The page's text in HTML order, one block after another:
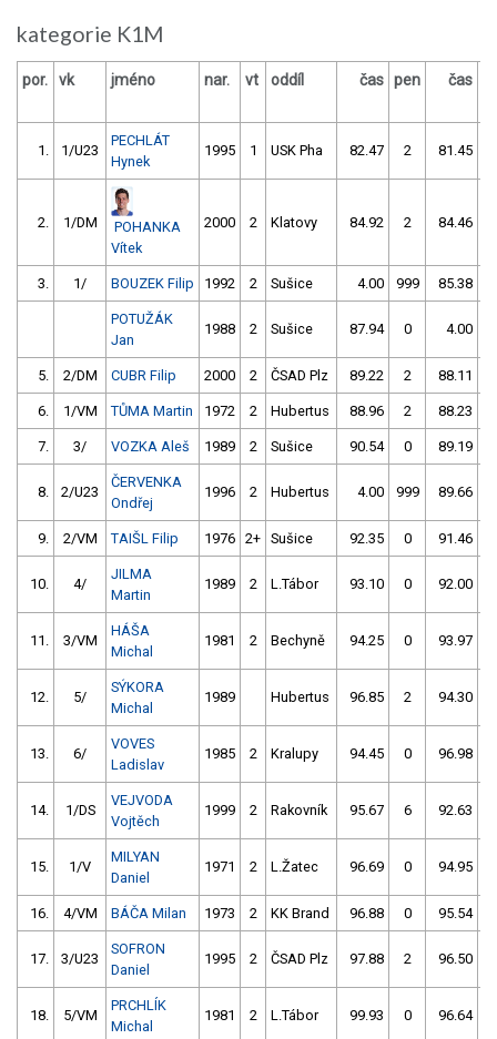
kategorie K1M
por. vk jméno nar. vt oddíl čas pen čas
1. 1/U23
PECHLÁT
Hynek
1995 1 USK Pha 82.47 2 81.45
2. 1/DM
POHANKA
Vítek
2000 2 Klatovy 84.92 2 84.46
3. 1/ BOUZEK Filip 1992 2 Sušice 4.00 999 85.38
POTUŽÁK
Jan
1988 2 Sušice 87.94 0 4.00
5. 2/DM CUBR Filip 2000 2 ČSAD Plz 89.22 2 88.11
6. 1/VM TŮMA Martin 1972 2 Hubertus 88.96 2 88.23
7. 3/ VOZKA Aleš 1989 2 Sušice 90.54 0 89.19
8. 2/U23
ČERVENKA
Ondřej
1996 2 Hubertus 4.00 999 89.66
9. 2/VM TAIŠL Filip 1976 2+ Sušice 92.35 0 91.46
10. 4/
JILMA
Martin
1989 2 L.Tábor 93.10 0 92.00
11. 3/VM
HÁŠA
Michal
1981 2 Bechyně 94.25 0 93.97
12. 5/
SÝKORA
Michal
1989 Hubertus 96.85 2 94.30
13. 6/
VOVES
Ladislav
1985 2 Kralupy 94.45 0 96.98
14. 1/DS
VEJVODA
Vojtěch
1999 2 Rakovník 95.67 6 92.63
15. 1/V
MILYAN
Daniel
1971 2 L.Žatec 96.69 0 94.95
16. 4/VM BÁČA Milan 1973 2 KK Brand 96.88 0 95.54
17. 3/U23
SOFRON
Daniel
1995 2 ČSAD Plz 97.88 2 96.50
18. 5/VM
PRCHLÍK
Michal
1981 2 L.Tábor 99.93 0 96.64